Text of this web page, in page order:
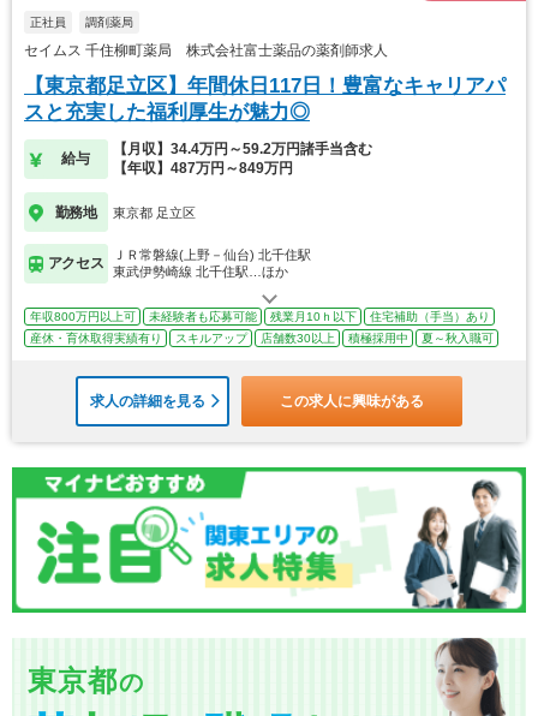
正社員 調剤薬局
セイムス 千住柳町薬局 株式会社富士薬品の薬剤師求人
【東京都足立区】年間休日117日！豊富なキャリアパ
スと充実した福利厚生が魅力◎
給与
【月収】34.4万円～59.2万円諸手当含む
【年収】487万円～849万円
勤務地 東京都 足立区
アクセス
ＪＲ常磐線(上野－仙台) 北千住駅
東武伊勢崎線 北千住駅…ほか
年収800万円以上可 未経験者も応募可能 残業月10ｈ以下
住宅補助（手当）あり
産休・育休取得実績有り
スキルアップ 店舗数30以上 積極採用中 夏～秋入職可
求人の詳細を見る この求人に興味がある
東京都の